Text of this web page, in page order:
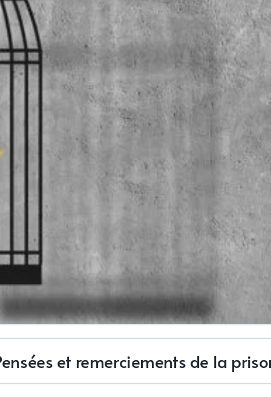
et remerciements de la